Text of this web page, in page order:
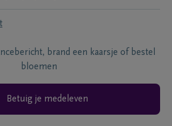
brand een kaarsje of bestel
bloemen
Betuig je medeleven